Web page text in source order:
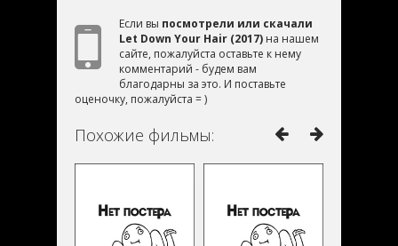
Если вы посмотрели или скачали
Let Down Your Hair (2017) на нашем
сайте, пожалуйста оставьте к нему
комментарий - будем вам
благодарны за это. И поставьте
оценочку, пожалуйста = )
Похожие фильмы: